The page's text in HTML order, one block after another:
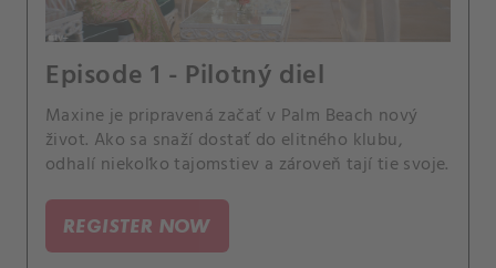
Episode 1 - Pilotný diel
Maxine je pripravená začať v Palm Beach nový
život. Ako sa snaží dostať do elitného klubu,
odhalí niekoľko tajomstiev a zároveň tají tie svoje.
REGISTER NOW